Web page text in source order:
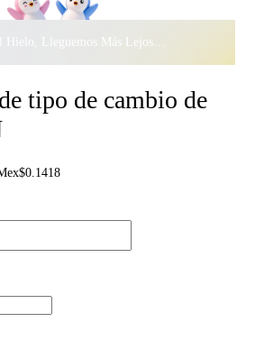
Más Allá del Hielo, Lleguemos Más Lejos Juntos ·
tipo de cambio de